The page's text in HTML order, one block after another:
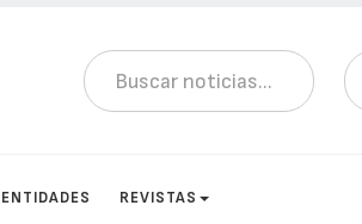
ENTIDADES REVISTAS